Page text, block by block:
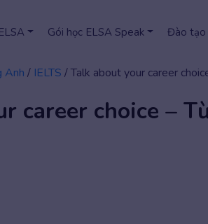
Gói học ELSA Speak Đào tạo
Anh / IELTS /Talk about your career
career choice –